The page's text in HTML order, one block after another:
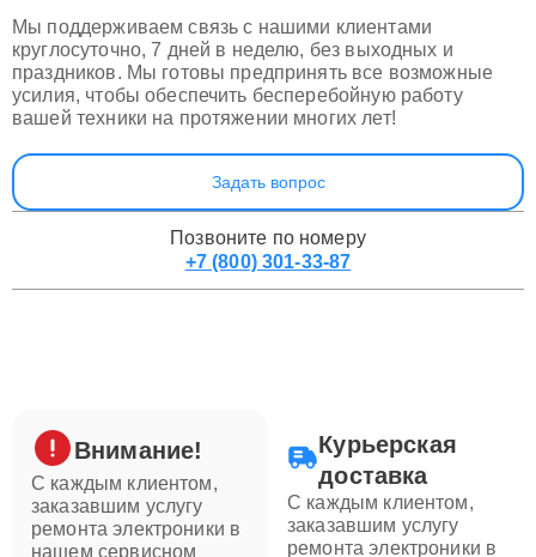
Мы поддерживаем связь с нашими клиентами
круглосуточно, 7 дней в неделю, без выходных и
праздников. Мы готовы предпринять все возможные
усилия, чтобы обеспечить бесперебойную работу
вашей техники на протяжении многих лет!
Задать вопрос
Позвоните по номеру
+7 (800) 301-33-87
Внимание!
С каждым клиентом,
заказавшим услугу
ремонта электроники в
нашем сервисном
Курьерская
доставка
С каждым клиентом,
заказавшим услугу
ремонта электроники в